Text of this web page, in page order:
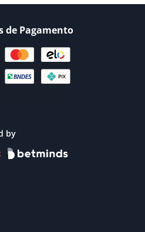
de Pagamento
by